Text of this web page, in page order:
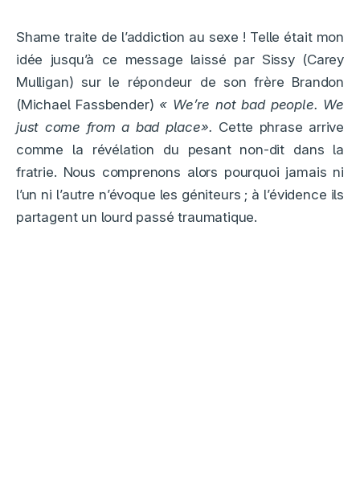
Shame traite de l’addiction au sexe ! Telle était mon
idée jusqu’à ce message laissé par Sissy (Carey
Mulligan) sur le répondeur de son frère Brandon
(Michael Fassbender) « We’re not bad people. We
just come from a bad place». Cette phrase arrive
comme la révélation du pesant non-dit dans la
fratrie. Nous comprenons alors pourquoi jamais ni
l’un ni l’autre n’évoque les géniteurs ; à l’évidence ils
partagent un lourd passé traumatique.